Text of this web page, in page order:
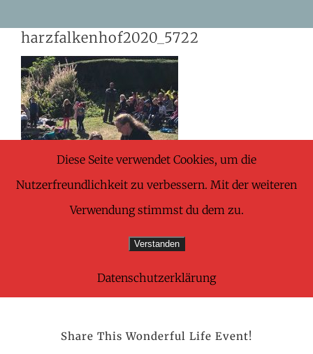
content
harzfalkenhof2020_5722
Share This Wonderful Life Event!
Diese Seite verwendet Cookies, um die
Nutzerfreundlichkeit zu verbessern. Mit der weiteren
Verwendung stimmst du dem zu.
Verstanden
Datenschutzerklärung